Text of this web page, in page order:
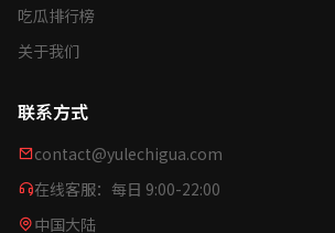
吃瓜排行榜
关于我们
联系方式
contact@yulechigua.com
在线客服：每日 9:00-22:00
中国大陆